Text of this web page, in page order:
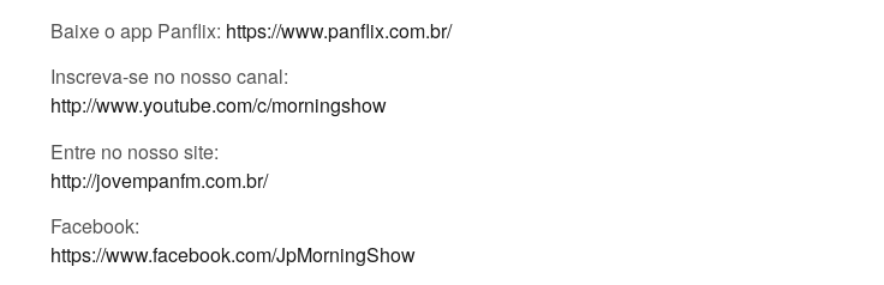
Baixe o app Panflix: https://www.panflix.com.br/
Inscreva-se no nosso canal:
http://www.youtube.com/c/morningshow
Entre no nosso site:
http://jovempanfm.com.br/
Facebook:
https://www.facebook.com/JpMorningShow